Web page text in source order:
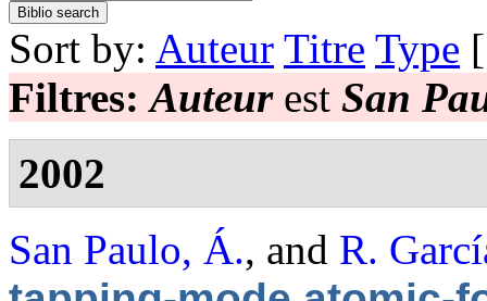
Sort by: Auteur Titre Type
Filtres: Auteurest San
2002
San Paulo, Á., and R.